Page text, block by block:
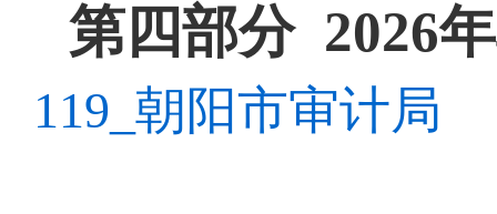
第四部分2026
119_朝阳市审计局